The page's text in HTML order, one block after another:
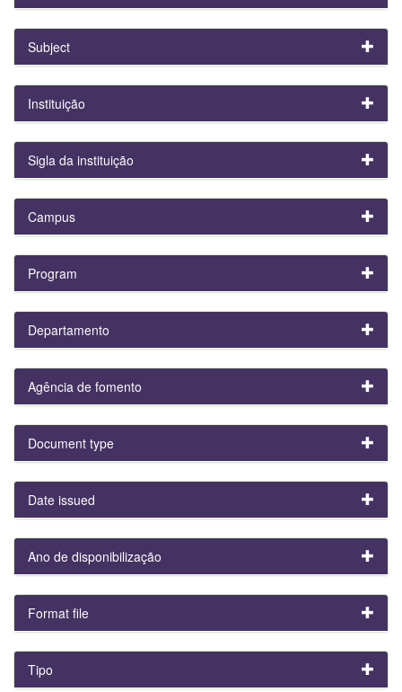
Subject
Instituição
Sigla da instituição
Campus
Program
Departamento
Agência de fomento
Document type
Date issued
Ano de disponibilização
Format file
Tipo